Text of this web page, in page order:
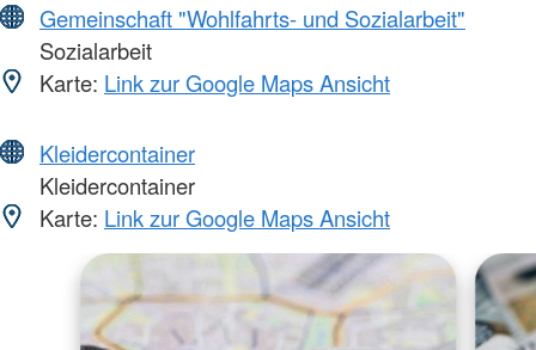
Gemeinschaft "Wohlfahrts- und Sozialarbeit"
Sozialarbeit
Karte: Link zur Google Maps Ansicht
Kleidercontainer
Kleidercontainer
Karte: Link zur Google Maps Ansicht